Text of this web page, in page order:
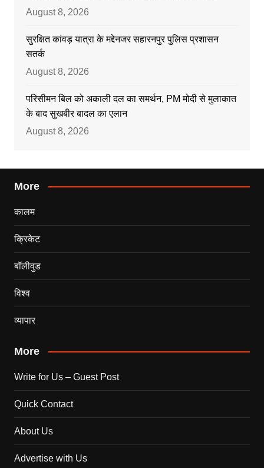
August 8, 2026
सुरक्षित कांवड़ यात्रा के मद्देनजर सहारनपुर पुलिस प्रशासन
सतर्क
August 8, 2026
परिसीमन बिल को अकाली दल का समर्थन, PM मोदी से मुलाकात
के बाद सुखबीर बादल का एलान
August 8, 2026
More
कालम
क्रिकेट
बॉलीवुड
विश्व
व्यापार
More
Write for Us – Guest Post
Quick Contact
About Us
Advertise with Us